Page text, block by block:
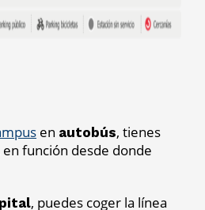
en autobús, tienes
función desde donde
, puedes coger la línea